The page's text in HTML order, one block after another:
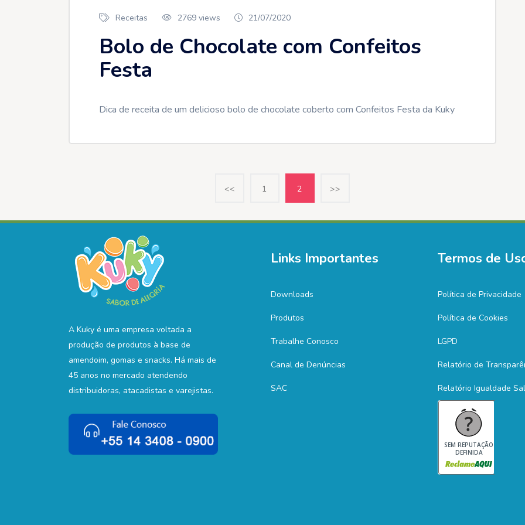
Receitas 2769 views 21/07/2020
Bolo de Chocolate com Confeitos
Festa
Dica de receita de um delicioso bolo de chocolate coberto com Confeitos Festa da Kuky
<< 1 2 >>
A Kuky é uma empresa voltada a
produção de produtos à base de
amendoim, gomas e snacks. Há mais de
45 anos no mercado atendendo
distribuidoras, atacadistas e varejistas.
Links Importantes
Downloads
Produtos
Trabalhe Conosco
Canal de Denúncias
SAC
Termos de
Política de Privacidade
Política de Cookies
LGPD
Relatório de
Relatório Igualdade
SEM REPUTAÇÃO
DEFINIDA